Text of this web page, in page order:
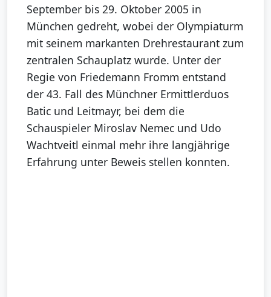
September bis 29. Oktober 2005 in
München gedreht, wobei der Olympiaturm
mit seinem markanten Drehrestaurant zum
zentralen Schauplatz wurde. Unter der
Regie von Friedemann Fromm entstand
der 43. Fall des Münchner Ermittlerduos
Batic und Leitmayr, bei dem die
Schauspieler Miroslav Nemec und Udo
Wachtveitl einmal mehr ihre langjährige
Erfahrung unter Beweis stellen konnten.